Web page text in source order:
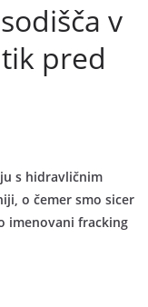
v
pred
s hidravličnim
o čemer smo sicer
imenovani fracking